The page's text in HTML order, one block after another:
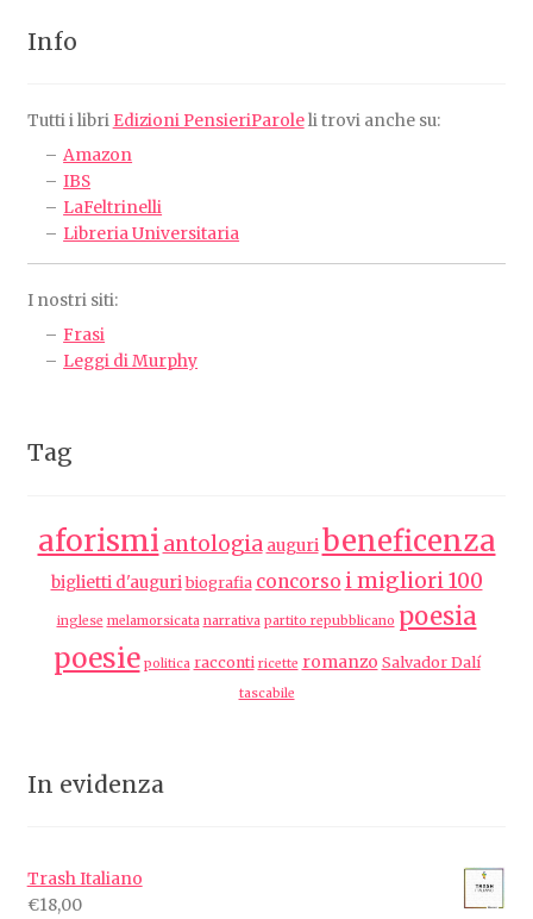
Info
Tutti i libri Edizioni PensieriParoleli trovi anche su:
Amazon
IBS
LaFeltrinelli
Libreria Universitaria
I nostri siti:
Frasi
Leggi di Murphy
Tag
aforismi antologia auguri beneficenza
biglietti d'auguri biografia concorso i migliori 100
inglese melamorsicata narrativa partito repubblicano poesia
poesie politica racconti ricette romanzo Salvador Dalí
tascabile
In evidenza
Trash Italiano
€18,00